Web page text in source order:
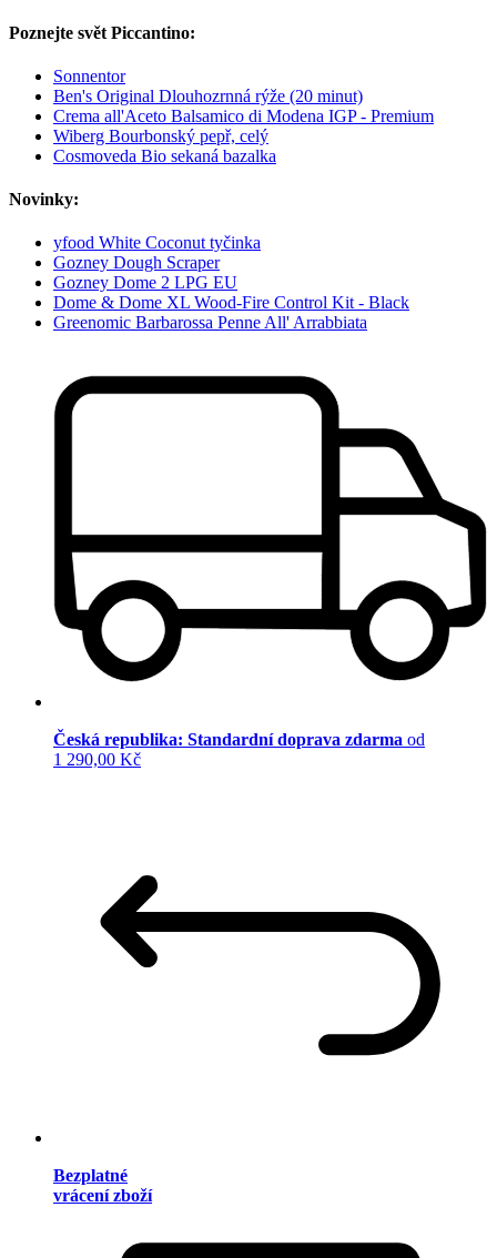
Poznejte svět Piccantino:
Sonnentor
Ben's Original Dlouhozrnná rýže (20 minut)
Crema all'Aceto Balsamico di Modena IGP - Premium
Wiberg Bourbonský pepř, celý
Cosmoveda Bio sekaná bazalka
Novinky:
yfood White Coconut tyčinka
Gozney Dough Scraper
Gozney Dome 2 LPG EU
Dome & Dome XL Wood-Fire Control Kit - Black
Greenomic Barbarossa Penne All' Arrabbiata
Česká republika: Standardní doprava zdarma od
1 290,00 Kč
Bezplatné
vrácení zboží